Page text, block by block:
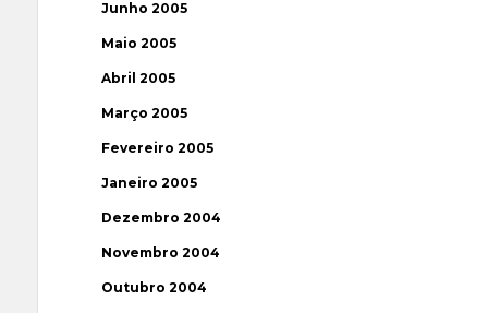
Junho 2005
Maio 2005
Abril 2005
Março 2005
Fevereiro 2005
Janeiro 2005
Dezembro 2004
Novembro 2004
Outubro 2004